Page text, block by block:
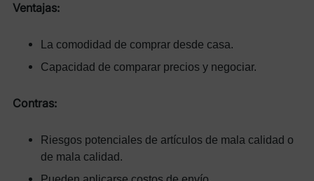
Ventajas:
La comodidad de comprar desde casa.
Capacidad de comparar precios y negociar.
Contras:
Riesgos potenciales de artículos de mala calidad o
de mala calidad.